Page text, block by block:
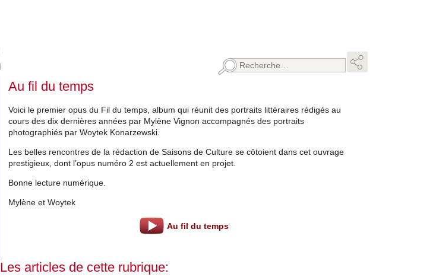
Rechercher :
Au fil du temps
Voici le premier opus du Fil du temps, album qui réunit des portraits littéraires rédigés au
cours des dix dernières années par Mylène Vignon accompagnés des portraits
photographiés par Woytek Konarzewski.
Les belles rencontres de la rédaction de Saisons de Culture se côtoient dans cet ouvrage
prestigieux, dont l’opus numéro 2 est actuellement en projet.
Bonne lecture numérique
Mylène et Woytek
Au fil du temps
Les articles de cette rubrique: